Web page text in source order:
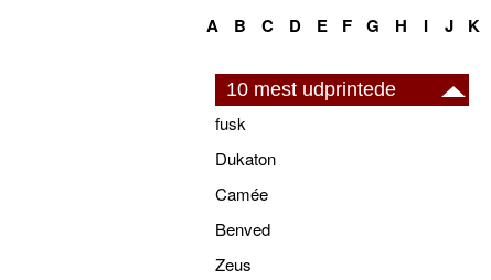
A B C D E F G H I J K
10 mest udprintede
fusk
Dukaton
Camée
Benved
Zeus